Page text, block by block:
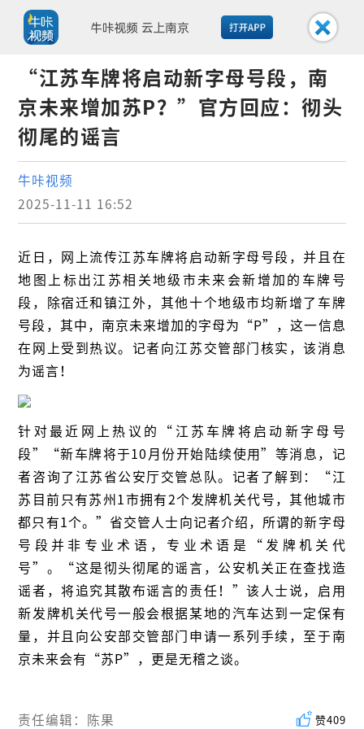
“江苏车牌将启动新字母号段，南
京未来增加苏P？”官方回应：彻头
彻尾的谣言
牛咔视频
2025-11-11 16:52
近日，网上流传江苏车牌将启动新字母号段，并且在
地图上标出江苏相关地级市未来会新增加的车牌号
段，除宿迁和镇江外，其他十个地级市均新增了车牌
号段，其中，南京未来增加的字母为“P”，这一信息
在网上受到热议。记者向江苏交管部门核实，该消息
为谣言！
针对最近网上热议的“江苏车牌将启动新字母号
段”“新车牌将于10月份开始陆续使用”等消息，记
者咨询了江苏省公安厅交管总队。记者了解到：“江
苏目前只有苏州1市拥有2个发牌机关代号，其他城市
都只有1个。”省交管人士向记者介绍，所谓的新字母
号段并非专业术语，专业术语是“发牌机关代
号”。“这是彻头彻尾的谣言，公安机关正在查找造
谣者，将追究其散布谣言的责任！”该人士说，启用
新发牌机关代号一般会根据某地的汽车达到一定保有
量，并且向公安部交管部门申请一系列手续，至于南
京未来会有“苏P”，更是无稽之谈。
责任编辑：陈果 赞409